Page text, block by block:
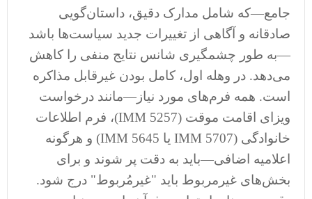
جامع—که شامل مدارک دقیق، داستان‌گویی
صادقانه و آگاهی از تغییرات جدید سیاست‌ها باشد
—به طور چشمگیری شانس نتایج منفی را کاهش
می‌دهد. در وهله اول، کامل بودن غیرقابل مذاکره
است. همه فرم‌های مورد نیاز—مانند درخواست
ویزای اقامت موقت (IMM 5257)، فرم اطلاعات
خانوادگی (IMM 5707 یا IMM 5645) و هرگونه
اعلامیه اضافی—باید به دقت پر شوند و برای
بخش‌های غیرمربوط باید "غیرمُربوط" درج شود.